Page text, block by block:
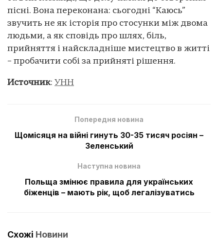
пісні. Вона переконана: сьогодні “Каюсь”
звучить не як історія про стосунки між двома
людьми, а як сповідь про шлях, біль,
прийняття і найскладніше мистецтво в житті
– пробачити собі за прийняті рішення.
Источник: УНН
Попередня новина
Щомісяця на війні гинуть 30-35 тисяч росіян –
Зеленський
Наступна новина
Польща змінює правила для українських
біженців – мають рік, щоб легалізуватись
Схожі Новини